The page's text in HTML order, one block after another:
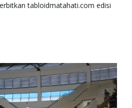
tabloidmatahati.com edisi